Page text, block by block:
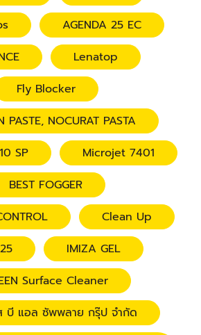
AGENDA 25 EC
Lenatop
Fly Blocker
PASTE, NOCURAT PASTA
SP
Microjet 7401
BEST FOGGER
Clean Up
IMIZA GEL
Surface Cleaner
บี แอล ซัพพลาย กรุ๊ป จำกัด